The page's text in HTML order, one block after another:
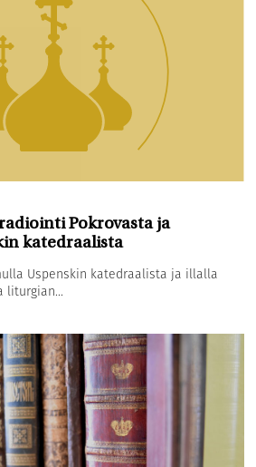
Pokrovasta ja
katedraalista
Uspenskin katedraalista ja illalla
liturgian...